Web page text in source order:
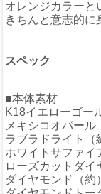
オレンジカラーと
きちんと意志的に
スペック
■本体素材
K18イエローゴー
メキシコオパー
ラブラドライト
ホワイトサファ
ローズカットダ
ダイヤモンド（